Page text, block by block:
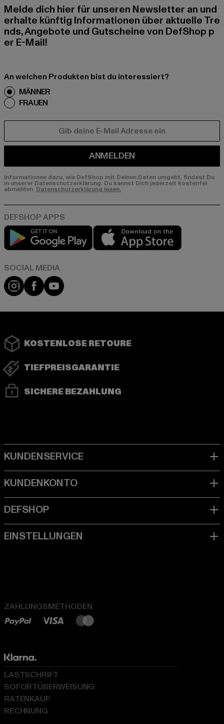
Melde dich hier für unseren Newsletter an und
erhalte künftig Informationen über aktuelle Tre
nds, Angebote und Gutscheine von DefShop p
er E-Mail!
An welchen Produkten bist du interessiert?
MÄNNER
FRAUEN
ANMELDEN
Informationen dazu, wie DefShop mit Deinen Daten umgeht, findest Du
in unserer Datenschutzerklärung. Du kannst Dich jederzeit kostenfei
abmelden. Datenschutzerklärung lesen.
Play market
Instagram
FacebookYouTube
KOSTENLOSE RETOURE
TIEFPREISGARANTIE
SICHERE BEZAHLUNG
ZAHLUNGSMETHODEN
LASTSCHRIFT
SOFORTÜBERWEISUNG
RATENKAUF
RECHNUNG